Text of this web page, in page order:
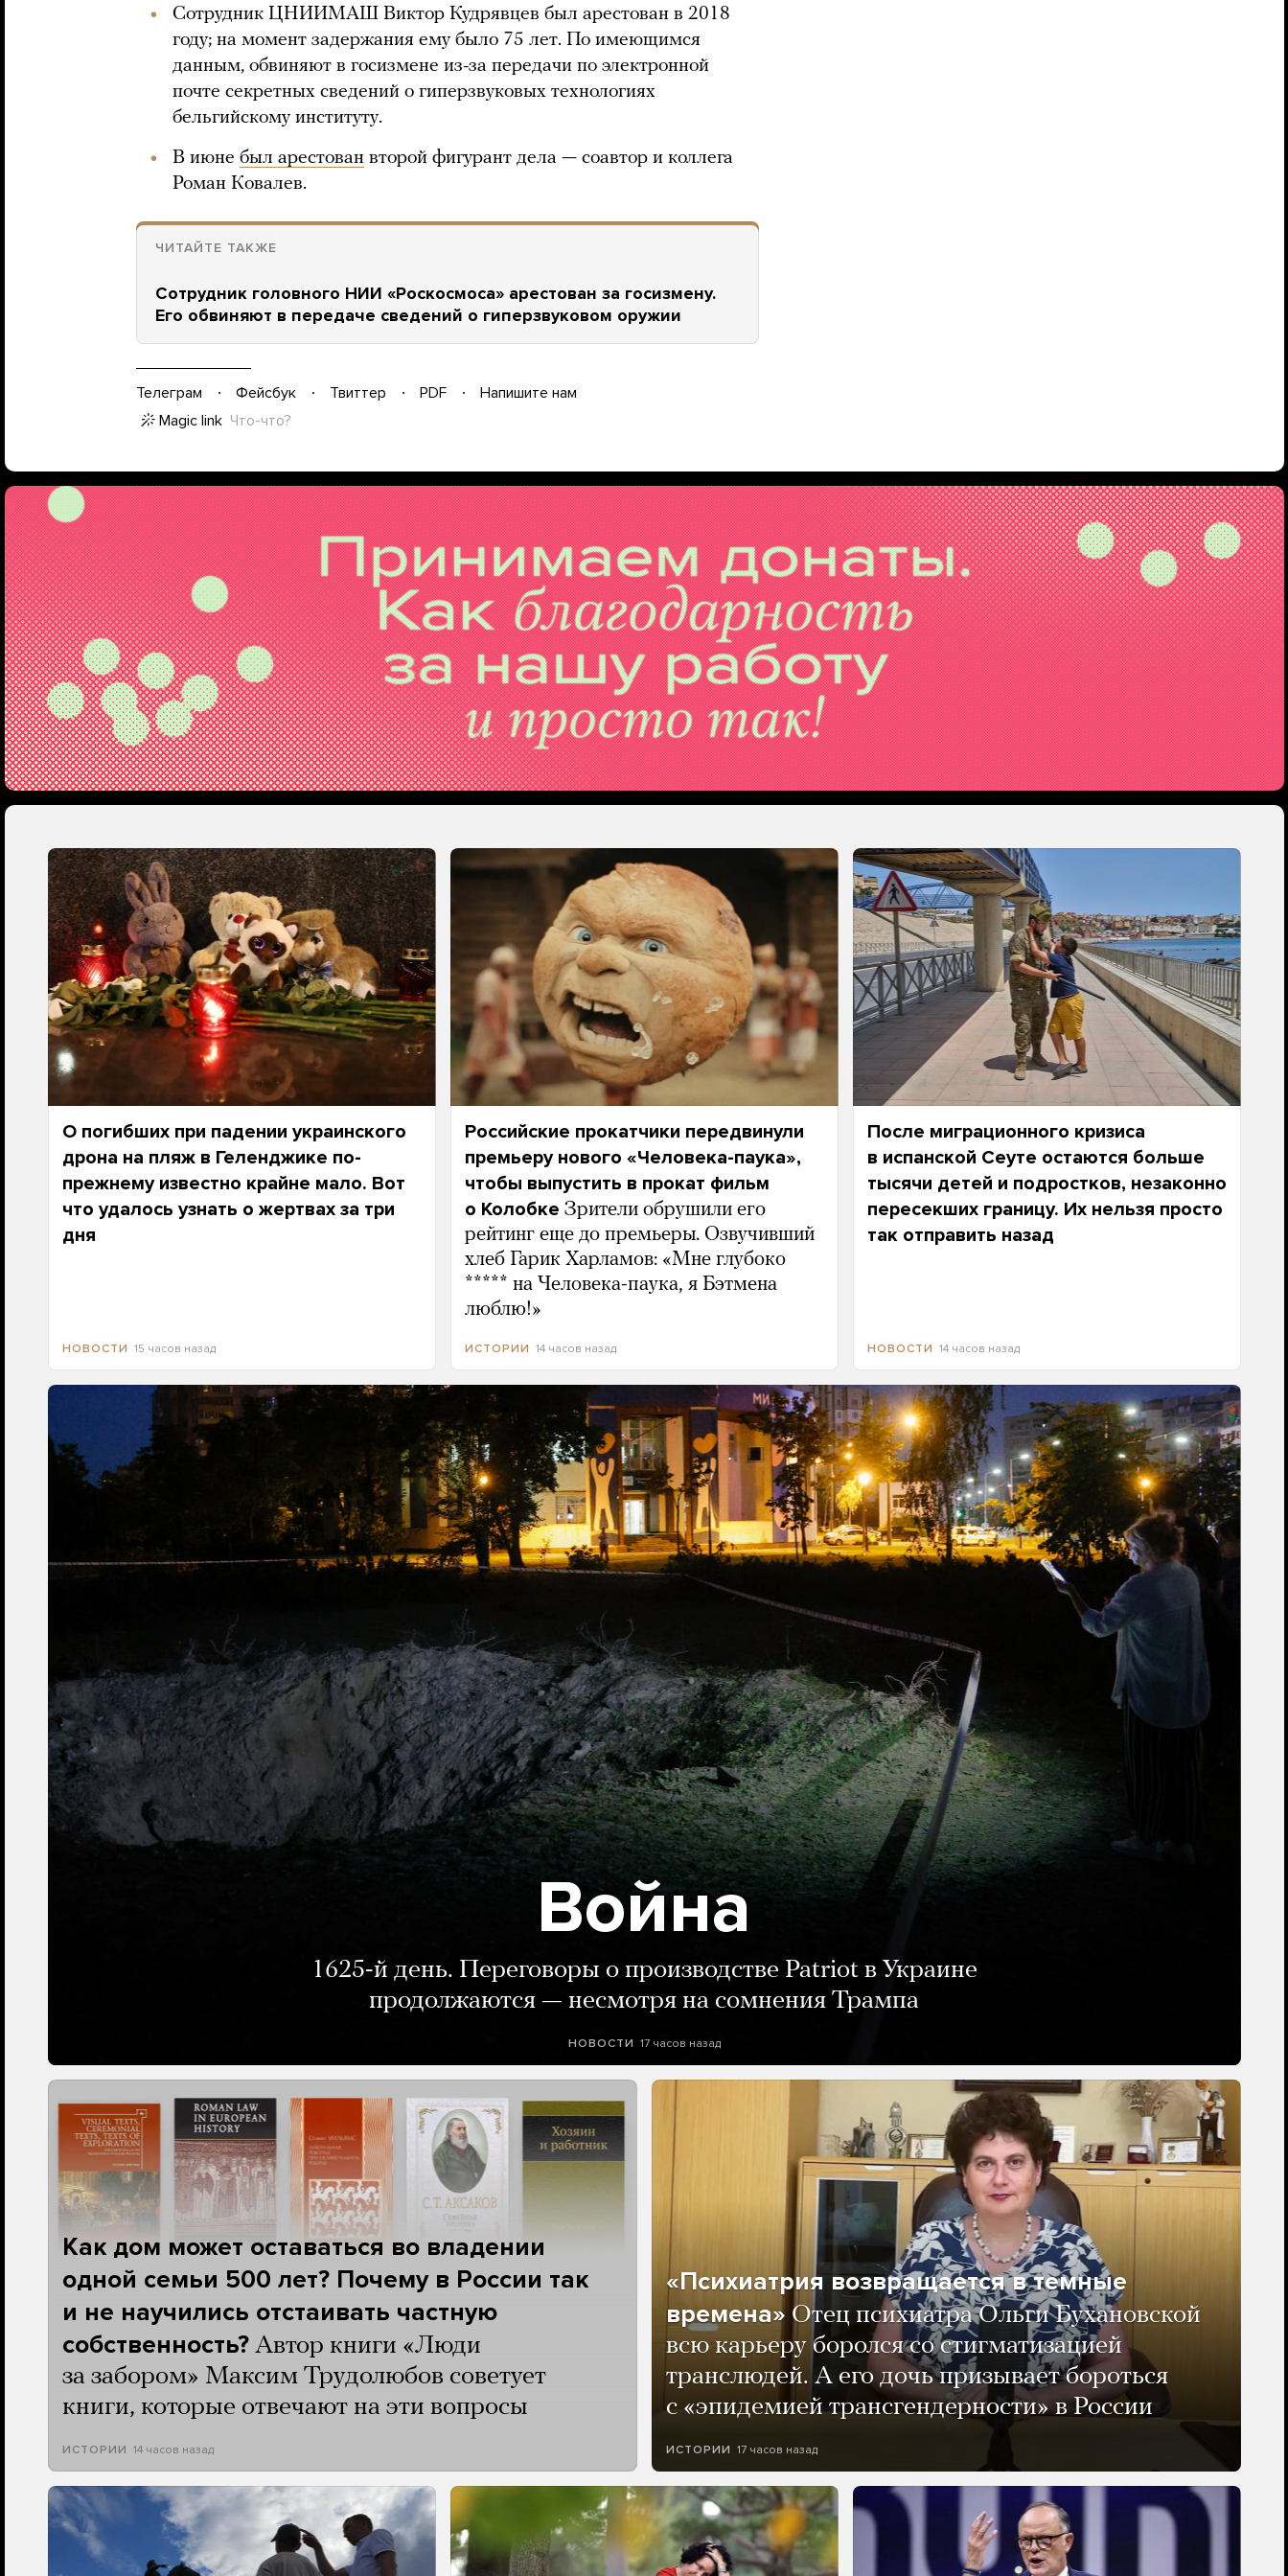
Сотрудник ЦНИИМАШ Виктор Кудрявцев был арестован в 2018
году; на момент задержания ему было 75 лет. По имеющимся
данным, обвиняют в госизмене из-за передачи по электронной
почте секретных сведений о гиперзвуковых технологиях
бельгийскому институту.
В июне был арестован второй фигурант дела — соавтор и коллега
Роман Ковалев.
ЧИТАЙТЕ ТАКЖЕ
Сотрудник головного НИИ «Роскосмоса» арестован за госизмену.
Его обвиняют в передаче сведений о гиперзвуковом оружии
Телеграм Фейсбук Твиттер PDF
Напишите нам
Magic link Что-что?
О погибших при падении украинского
дрона на пляж в Геленджике по-
прежнему известно крайне мало. Вот
что удалось узнать о жертвах за три
дня
НОВОСТИ 15 часов назад
Российские прокатчики передвинули
премьеру нового «Человека-паука»,
чтобы выпустить в прокат фильм
о Колобке Зрители обрушили его
рейтинг еще до премьеры. Озвучивший
хлеб Гарик Харламов: «Мне глубоко
***** на Человека-паука, я Бэтмена
люблю!»
ИСТОРИИ 14 часов назад
После миграционного кризиса
в испанской Сеуте остаются больше
тысячи детей и подростков, незаконно
пересекших границу. Их нельзя просто
так отправить назад
НОВОСТИ 14 часов назад
Война
1625-й день. Переговоры о производстве Patriot в Украине
продолжаются — несмотря на сомнения Трампа
НОВОСТИ 17 часов назад
Как дом может оставаться во владении
одной семьи 500 лет? Почему в России так
и не научились отстаивать частную
собственность? Автор книги «Люди
за забором» Максим Трудолюбов советует
книги, которые отвечают на эти вопросы
ИСТОРИИ 14 часов назад
«Психиатрия возвращается в темные
времена» Отец психиатра Ольги Бухановской
всю карьеру боролся со стигматизацией
транслюдей. А его дочь призывает бороться
с «эпидемией трансгендерности» в России
ИСТОРИИ 17 часов назад